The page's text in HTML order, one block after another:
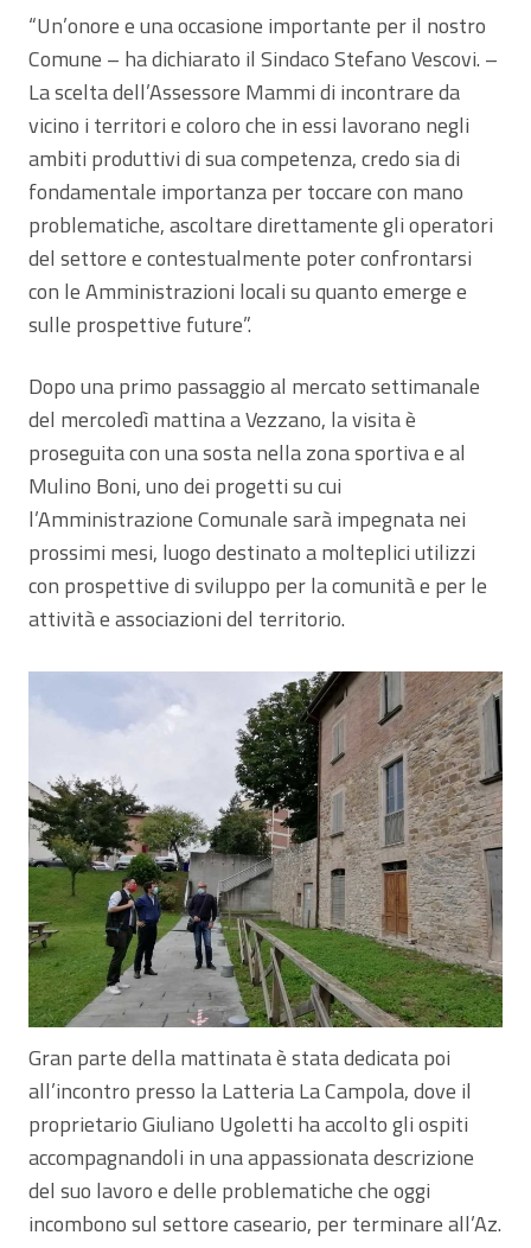
“Un’onore e una occasione importante per il nostro
Comune – ha dichiarato il Sindaco Stefano Vescovi. –
La scelta dell’Assessore Mammi di incontrare da
vicino i territori e coloro che in essi lavorano negli
ambiti produttivi di sua competenza, credo sia di
fondamentale importanza per toccare con mano
problematiche, ascoltare direttamente gli operatori
del settore e contestualmente poter confrontarsi
con le Amministrazioni locali su quanto emerge e
sulle prospettive future”.
Dopo una primo passaggio al mercato settimanale
del mercoledì mattina a Vezzano, la visita è
proseguita con una sosta nella zona sportiva e al
Mulino Boni, uno dei progetti su cui
l’Amministrazione Comunale sarà impegnata nei
prossimi mesi, luogo destinato a molteplici utilizzi
con prospettive di sviluppo per la comunità e per le
attività e associazioni del territorio.
Gran parte della mattinata è stata dedicata poi
all’incontro presso la Latteria La Campola, dove il
proprietario Giuliano Ugoletti ha accolto gli ospiti
accompagnandoli in una appassionata descrizione
del suo lavoro e delle problematiche che oggi
incombono sul settore caseario, per terminare all’Az.